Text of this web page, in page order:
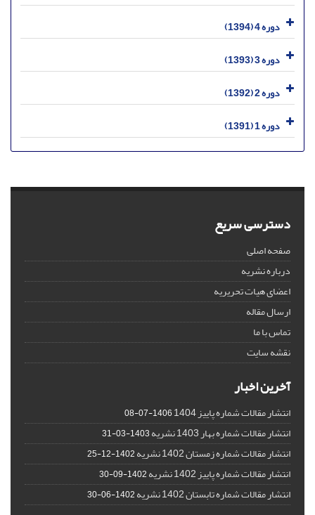
دوره 4 (1394)
دوره 3 (1393)
دوره 2 (1392)
دوره 1 (1391)
دسترسی سریع
صفحه اصلی
درباره نشریه
اعضای هیات تحریریه
ارسال مقاله
تماس با ما
نقشه سایت
آخرین اخبار
انتشار مقالات شماره پاییز 1404 1406-07-08
انتشار مقالات شماره بهار 1403 نشریه 1403-03-31
انتشار مقالات شماره زمستان 1402 نشریه 1402-12-25
انتشار مقالات شماره پاییز 1402 نشریه 1402-09-30
انتشار مقالات شماره تابستان 1402 نشریه 1402-06-30